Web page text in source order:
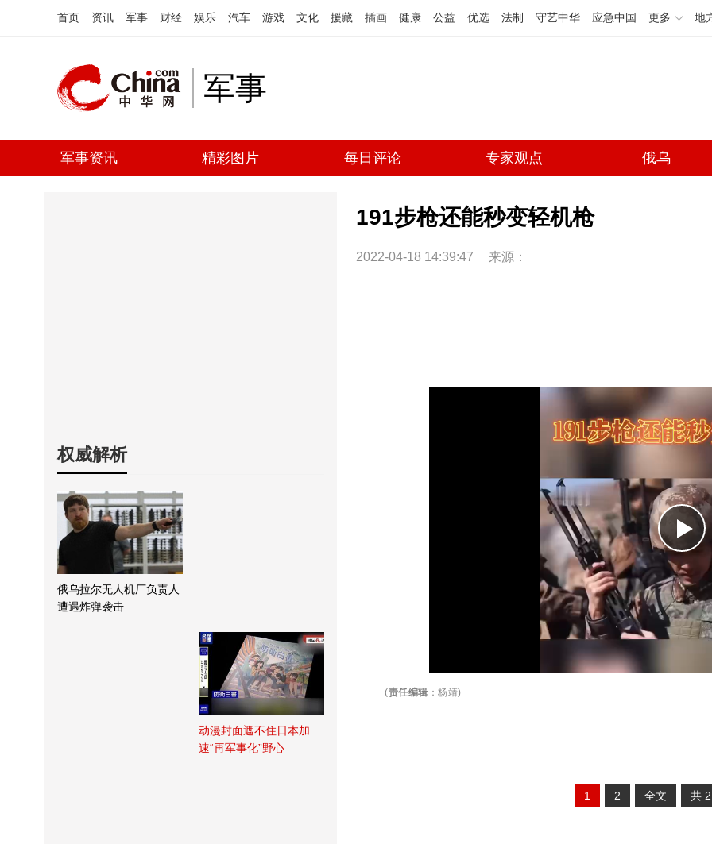
首页 资讯 军事 财经 娱乐 汽车 游戏 文化 援藏 插画 健康 公益 优选 法制 守艺中华 应急中国 更多 地
军事
军事资讯 精彩图片 每日评论 专家观点 俄乌
权威解析
俄乌拉尔无人机厂负责人
遭遇炸弹袭击
动漫封面遮不住日本加
速“再军事化”野心
191步枪还能秒变轻机枪
2022-04-18 14:39:47 来源：
(责任编辑 ： 杨靖)
1 2 全文 共 2